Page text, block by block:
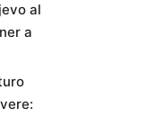
al
a